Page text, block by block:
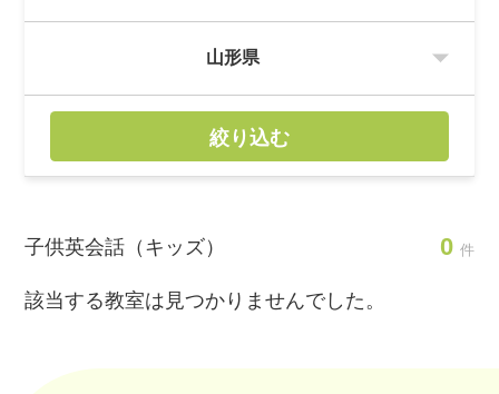
絞り込む
子供英会話（キッズ） 0 件
該当する教室は見つかりませんでした。